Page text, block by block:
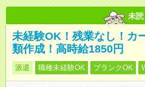
未読
未経験OK！残業なし！カ
類作成！高時給1850円
派遣 職種未経験OK ブランクOK